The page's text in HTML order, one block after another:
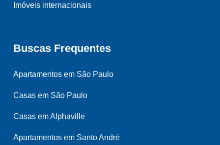
Imóveis internacionais
Buscas Frequentes
Apartamentos em São Paulo
Casas em São Paulo
Casas em Alphaville
Apartamentos em Santo André